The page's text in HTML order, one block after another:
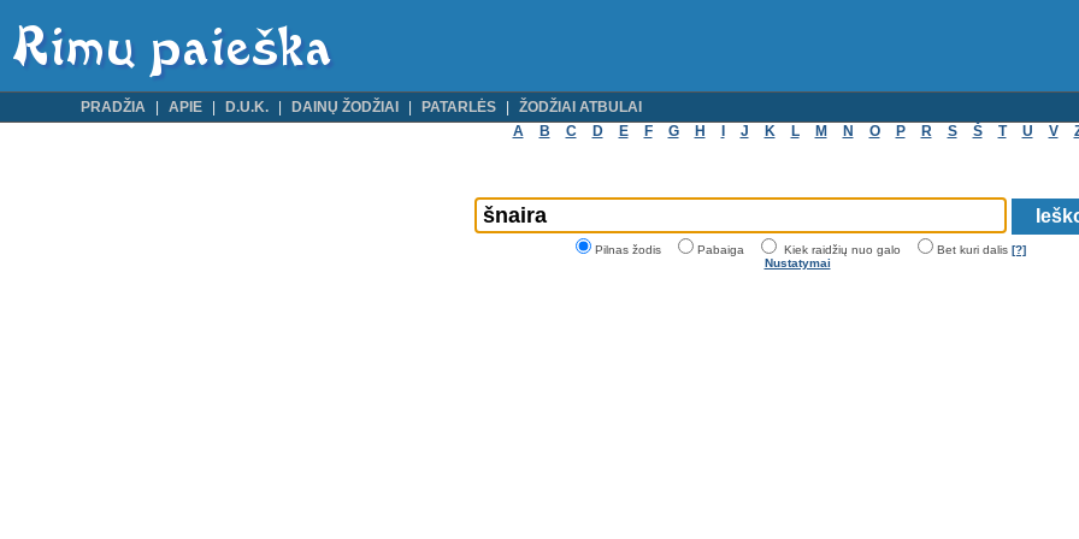
PRADŽIA APIE D.U.K. DAINŲ ŽODŽIAI PATARLĖS
ŽODŽIAI ATBULAI
A
B C D E F G H J K L M N O P R S Š T U V
Pilnas žodis Pabaiga Kiek raidžių nuo galo Bet kuri dalis [?]
Nustatymai